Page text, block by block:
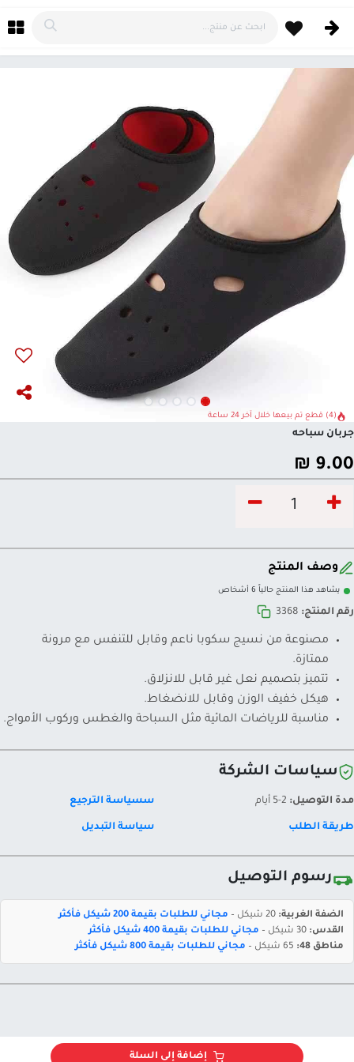
إضافة إلى السلة
(4) قطع تم بيعها خلال آخر 24 ساعة
جربان سباحه
9.00
₪
وصف المنتج
يشاهد هذا المنتج حالياً 6 أشخاص
رقم المنتج: 3368
مصنوعة من نسيج سكوبا ناعم وقابل للتنفس مع مرونة
ممتازة.
تتميز بتصميم نعل غير قابل للانزلاق.
هيكل خفيف الوزن وقابل للانضغاط.
مناسبة للرياضات المائية مثل السباحة والغطس وركوب الأمواج.
سياسات الشركة
مدة التوصيل: سسياسة الترجيع
طريقة الطلب سياسة التبديل
رسوم التوصيل
الضفة الغربية:
مجاني للطلبات بقيمة 200 شيكل فأكثر
القدس:
مجاني للطلبات بقيمة 400 شيكل فأكثر
مناطق 48:
مجاني للطلبات بقيمة 800 شيكل فأكثر